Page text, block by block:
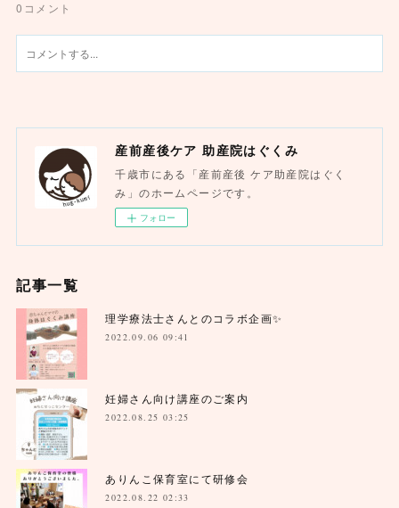
0 コメント
産前産後ケア 助産院はぐくみ
千歳市にある「産前産後 ケア助産院はぐく
み」のホームページです。
フォロー
記事一覧
理学療法士さんとのコラボ企画✨
2022.09.06 09:41
妊婦さん向け講座のご案内
2022.08.25 03:25
ありんこ保育室にて研修会
2022.08.22 02:33